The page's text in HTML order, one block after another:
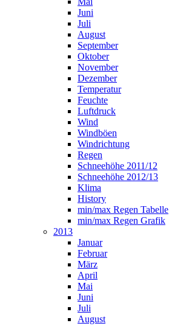
Juni
Juli
August
September
Oktober
November
Dezember
Temperatur
Feuchte
Luftdruck
Wind
Windböen
Windrichtung
Regen
Schneehöhe 2011/12
Schneehöhe 2012/13
Klima
History
min/max Regen Tabelle
min/max Regen Grafik
2013
Januar
Februar
März
April
Mai
Juni
Juli
August